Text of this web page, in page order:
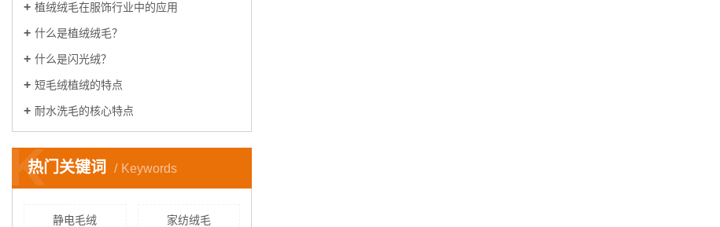
植绒绒毛在服饰行业中的应用
什么是植绒绒毛？
什么是闪光绒？
短毛绒植绒的特点
耐水洗毛的核心特点
热门关键词 Keywords
K
静电毛绒 家纺绒毛